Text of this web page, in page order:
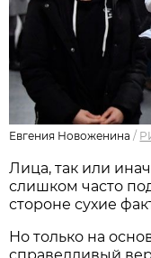
Евгения Новоженина /
Лица, так или
слишком часто
стороне сухие
Но только на